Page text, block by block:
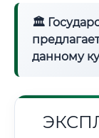
🏛
данному